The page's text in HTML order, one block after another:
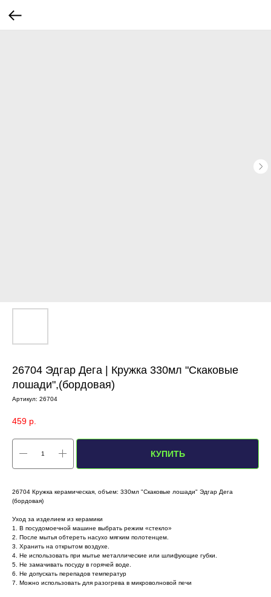
26704 Эдгар Дега | Кружка 330мл "Скаковые
лошади",(бордовая)
Артикул: 26704
459 р.
КУПИТЬ
26704 Кружка керамическая, объем: 330мл "Скаковые лошади" Эдгар Дега
(бордовая)
Уход за изделием из керамики
1. В посудомоечной машине выбрать режим «стекло»
2. После мытья обтереть насухо мягким полотенцем.
3. Хранить на открытом воздухе.
4. Не использовать при мытье металлические или шлифующие губки.
5. Не замачивать посуду в горячей воде.
6. Не допускать перепадов температур
7. Можно использовать для разогрева в микроволновой печи